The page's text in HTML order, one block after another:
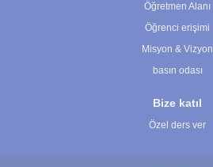
Öğretmen Alanı
Öğrenci erişimi
Misyon & Vizyon
basın odası
Bize katıl
Özel ders ver